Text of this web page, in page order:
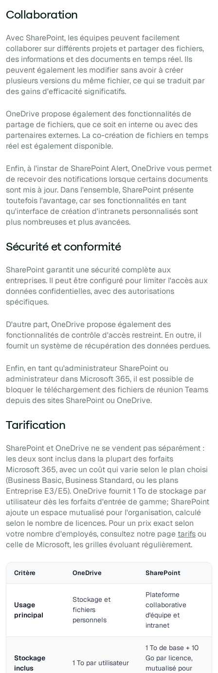
Collaboration
Avec SharePoint, les équipes peuvent facilement
collaborer sur différents projets et partager des fichiers,
des informations et des documents en temps réel. Ils
peuvent également les modifier sans avoir à créer
plusieurs versions du même fichier, ce qui se traduit par
des gains d'efficacité significatifs.
OneDrive propose également des fonctionnalités de
partage de fichiers, que ce soit en interne ou avec des
partenaires externes. La co-création de fichiers en temps
réel est également disponible.
Enfin, à l'instar de SharePoint Alert, OneDrive vous permet
de recevoir des notifications lorsque certains documents
sont mis à jour. Dans l'ensemble, SharePoint présente
toutefois l'avantage, car ses fonctionnalités en tant
qu'interface de création d'intranets personnalisés sont
plus nombreuses et plus avancées.
Sécurité et conformité
SharePoint garantit une sécurité complète aux
entreprises. Il peut être configuré pour limiter l'accès aux
données confidentielles, avec des autorisations
spécifiques.
D'autre part, OneDrive propose également des
fonctionnalités de contrôle d'accès restreint. En outre, il
fournit un système de récupération des données perdues.
Enfin, en tant qu'administrateur SharePoint ou
administrateur dans Microsoft 365, il est possible de
bloquer le téléchargement des fichiers de réunion Teams
depuis des sites SharePoint ou OneDrive.
Tarification
SharePoint et OneDrive ne se vendent pas séparément :
les deux sont inclus dans la plupart des forfaits
Microsoft 365, avec un coût qui varie selon le plan choisi
(Business Basic, Business Standard, ou les plans
Entreprise E3/E5). OneDrive fournit 1 To de stockage par
utilisateur dès les forfaits d'entrée de gamme; SharePoint
ajoute un espace mutualisé pour l'organisation, calculé
selon le nombre de licences. Pour un prix exact selon
votre nombre d'employés, consultez notre page tarifsou
celle de Microsoft, les grilles évoluant régulièrement.
Critère OneDrive SharePoint
Usage
principal
Stockage et
fichiers
personnels
Plateforme
collaborative
d'équipe et
intranet
Stockage
inclus
1 To par utilisateur
1 To de base + 10
Go par licence,
mutualisé pour